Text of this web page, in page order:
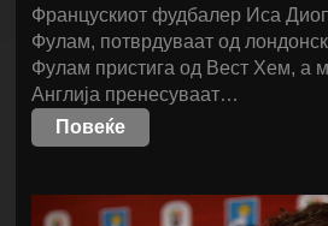
Францускиот фудбалер Иса
Фулам, потврдуваат од
Фулам пристига од Вест Хем, а
Англија пренесуваат…
Повеќе